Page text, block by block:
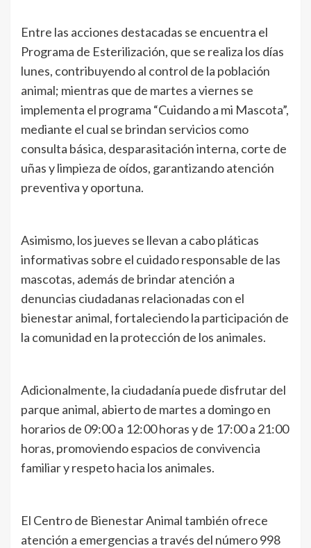
Entre las acciones destacadas se encuentra el
Programa de Esterilización, que se realiza los días
lunes, contribuyendo al control de la población
animal; mientras que de martes a viernes se
implementa el programa “Cuidando a mi Mascota”,
mediante el cual se brindan servicios como
consulta básica, desparasitación interna, corte de
uñas y limpieza de oídos, garantizando atención
preventiva y oportuna.
Asimismo, los jueves se llevan a cabo pláticas
informativas sobre el cuidado responsable de las
mascotas, además de brindar atención a
denuncias ciudadanas relacionadas con el
bienestar animal, fortaleciendo la participación de
la comunidad en la protección de los animales.
Adicionalmente, la ciudadanía puede disfrutar del
parque animal, abierto de martes a domingo en
horarios de 09:00 a 12:00 horas y de 17:00 a 21:00
horas, promoviendo espacios de convivencia
familiar y respeto hacia los animales.
El Centro de Bienestar Animal también ofrece
atención a emergencias a través del número 998